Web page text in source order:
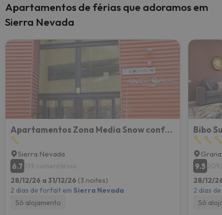
Apartamentos de férias que adoramos em
Sierra Nevada
Apartamentos Zona Media Snow confort Monte Gorbea Blue Tour Travel
Sierra Nevada
6.7 139 comentários
28/12/26 a 31/12/26 (3 noites)
2 dias de forfait em Sierra Nevada
Só alojamento
Bibo
9.5
28/12/
2 dias
Só